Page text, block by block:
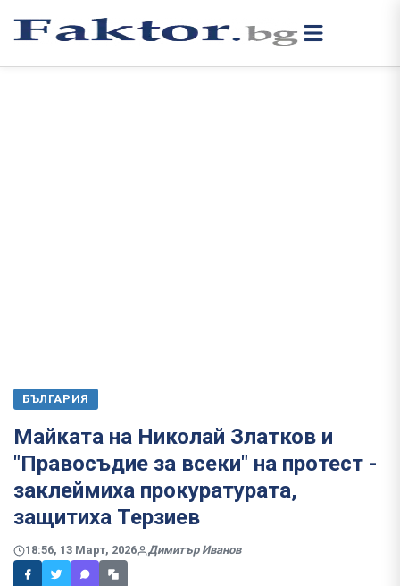
БЪЛГАРИЯ
Майката на Николай Златков и
"Правосъдие за всеки" на протест -
заклеймиха прокуратурата,
защитиха Терзиев
18:56, 13 Март, 2026 Димитър Иванов